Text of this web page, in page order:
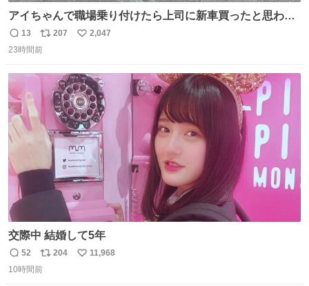
アイちゃんで職場乗り付けたら上司に新車買ったと思われ
たの嬉しすぎる。 20年落ちの車もやりようによっては新車
っぽく見えるってことよ。 令和の車の横に並べても違和感
返
信
13
リ
ポ
数
207
い
数
2,047
23時間前
交際中 結婚して5年
返
信
52
リ
ポ
204
い
11,968
10時間前